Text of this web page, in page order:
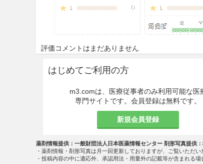
その他の副作用
次の副作用があらわれる
合には投与を中止するな
消化器
薬価
評価コメントはまだありません
はじめてご利用の方
m3.comは、医療従事者のみ利用可能な医
専門サイトです。会員登録は無料です。
新規会員登録
薬剤情報提供：一般財団法人日本医薬情報センター 剤形写真提供
・薬剤情報・剤形写真は月一回更新しておりますが、ご覧いただ
・投稿内容の中に適応外、承認用法・用量外の記載等が含まれる